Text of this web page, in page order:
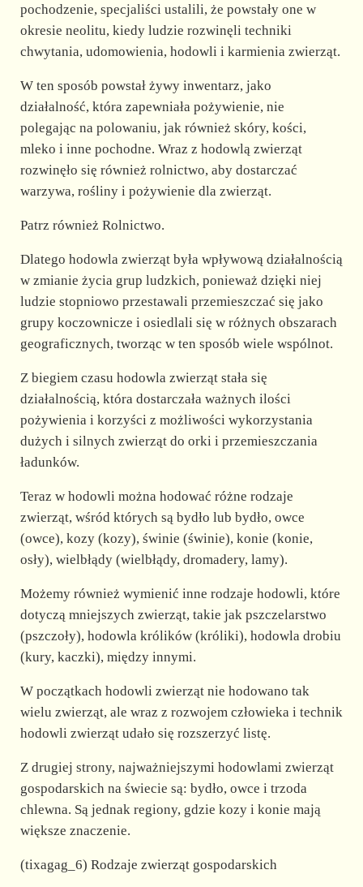
pochodzenie, specjaliści ustalili, że powstały one w
okresie neolitu, kiedy ludzie rozwinęli techniki
chwytania, udomowienia, hodowli i karmienia zwierząt.
W ten sposób powstał żywy inwentarz, jako
działalność, która zapewniała pożywienie, nie
polegając na polowaniu, jak również skóry, kości,
mleko i inne pochodne. Wraz z hodowlą zwierząt
rozwinęło się również rolnictwo, aby dostarczać
warzywa, rośliny i pożywienie dla zwierząt.
Patrz również Rolnictwo.
Dlatego hodowla zwierząt była wpływową działalnością
w zmianie życia grup ludzkich, ponieważ dzięki niej
ludzie stopniowo przestawali przemieszczać się jako
grupy koczownicze i osiedlali się w różnych obszarach
geograficznych, tworząc w ten sposób wiele wspólnot.
Z biegiem czasu hodowla zwierząt stała się
działalnością, która dostarczała ważnych ilości
pożywienia i korzyści z możliwości wykorzystania
dużych i silnych zwierząt do orki i przemieszczania
ładunków.
Teraz w hodowli można hodować różne rodzaje
zwierząt, wśród których są bydło lub bydło, owce
(owce), kozy (kozy), świnie (świnie), konie (konie,
osły), wielbłądy (wielbłądy, dromadery, lamy).
Możemy również wymienić inne rodzaje hodowli, które
dotyczą mniejszych zwierząt, takie jak pszczelarstwo
(pszczoły), hodowla królików (króliki), hodowla drobiu
(kury, kaczki), między innymi.
W początkach hodowli zwierząt nie hodowano tak
wielu zwierząt, ale wraz z rozwojem człowieka i technik
hodowli zwierząt udało się rozszerzyć listę.
Z drugiej strony, najważniejszymi hodowlami zwierząt
gospodarskich na świecie są: bydło, owce i trzoda
chlewna. Są jednak regiony, gdzie kozy i konie mają
większe znaczenie.
(tixagag_6) Rodzaje zwierząt gospodarskich